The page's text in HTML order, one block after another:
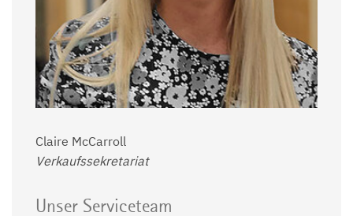
Claire McCarroll
Verkaufssekretariat
Unser Serviceteam